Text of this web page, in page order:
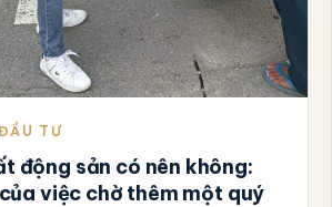
TƯ
động sản có nên không:
việc chờ thêm một quý